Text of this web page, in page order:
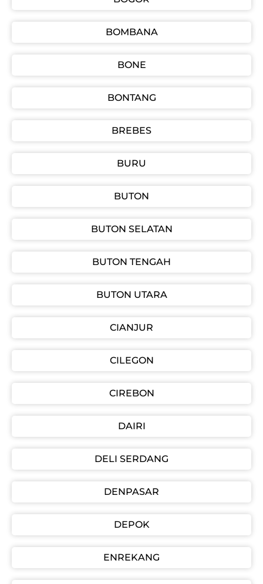
BOMBANA
BONE
BONTANG
BREBES
BURU
BUTON
BUTON SELATAN
BUTON TENGAH
BUTON UTARA
CIANJUR
CILEGON
CIREBON
DAIRI
DELI SERDANG
DENPASAR
DEPOK
ENREKANG